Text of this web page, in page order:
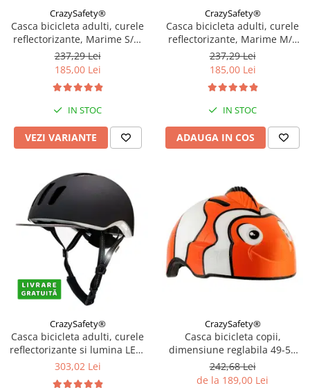
CrazySafety®
Casca bicicleta adulti, curele
reflectorizante, Marime S/M
(52-56cm), model Ramp,
Diverse culori
237,29 Lei
185,00 Lei
IN STOC
VEZI VARIANTE
CrazySafety®
Casca bicicleta adulti, curele
reflectorizante, Marime M/L
(54-60cm), model Ramp,
Grafitti Roz
237,29 Lei
185,00 Lei
IN STOC
ADAUGA IN COS
CrazySafety®
Casca bicicleta adulti, curele
reflectorizante si lumina LED,
dimensiune reglabila 53-59
303,02 Lei
CrazySafety®
Casca bicicleta copii,
dimensiune reglabila 49-55
cm, 2-7 ani, Diverse modele
242,68 Lei
de la 189,00 Lei